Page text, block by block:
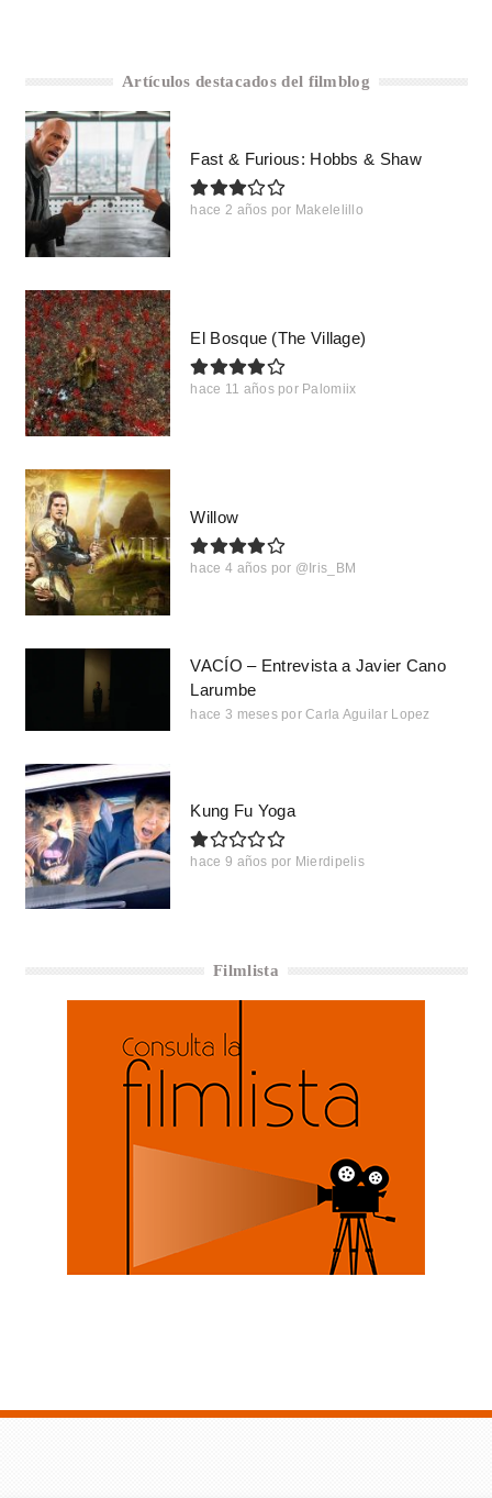
Artículos destacados del filmblog
Fast & Furious: Hobbs & Shaw
hace 2 años por Makelelillo
El Bosque (The Village)
hace 11 años por Palomiix
Willow
hace 4 años por @Iris_BM
VACÍO – Entrevista a Javier Cano
Larumbe
hace 3 meses por Carla Aguilar Lopez
Kung Fu Yoga
hace 9 años por Mierdipelis
Filmlista